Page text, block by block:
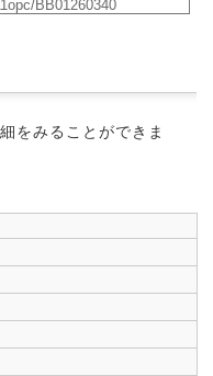
をみることができま